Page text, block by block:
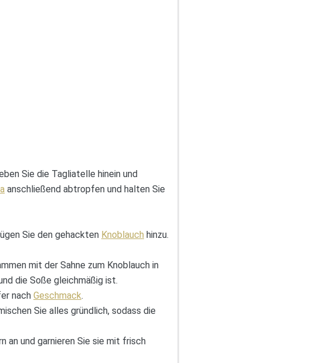
Sie die Tagliatelle hinein und
anschließend abtropfen und halten Sie
Sie den gehackten Knoblauch hinzu.
mit der Sahne zum Knoblauch in
die Soße gleichmäßig ist.
nach Geschmack.
Sie alles gründlich, sodass die
an und garnieren Sie sie mit frisch